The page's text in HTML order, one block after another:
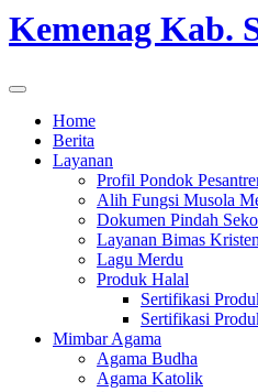
Kemenag Kab.
Home
Berita
Layanan
Profil Pondok
Alih Fungsi Musola
Dokumen Pindah
Layanan Bimas Kristen
Lagu Merdu
Produk Halal
Sertifikasi
Sertifikasi
Mimbar Agama
Agama Budha
Agama Katolik